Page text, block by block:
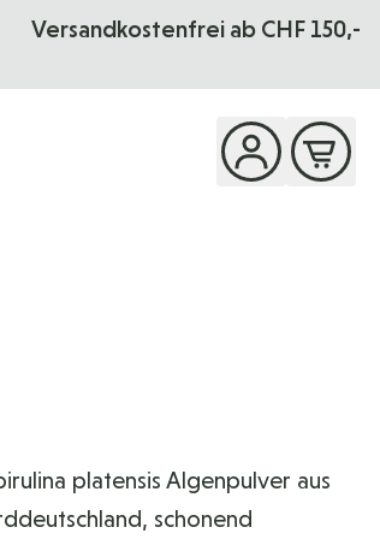
Das Seminar- 01. - 04.10.2026
Versandkostenfrei ab CHF 150,-
platensis Algenpulver aus
schonend